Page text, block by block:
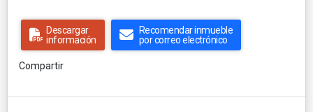
Descargar
información
Recomendar inmueble
por correo electrónico
Compartir